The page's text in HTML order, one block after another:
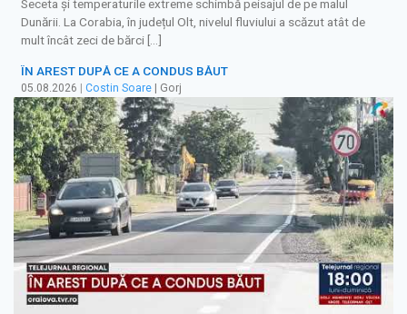
Seceta și temperaturile extreme schimbă peisajul de pe malul
Dunării. La Corabia, în județul Olt, nivelul fluviului a scăzut atât de
mult încât zeci de bărci […]
ÎN AREST DUPĂ CE A CONDUS BĂUT
05.08.2026 Costin Soare | Gorj